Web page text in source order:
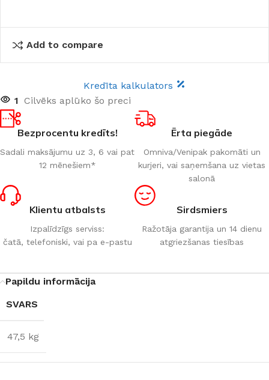
Add to compare
Kredīta kalkulators
1 Cilvēks aplūko šo preci
Bezprocentu kredīts!
Sadali maksājumu uz 3, 6 vai pat
12 mēnešiem*
Ērta piegāde
Omniva/Venipak pakomāti un
kurjeri, vai saņemšana uz vietas
salonā
Klientu atbalsts
Izpalīdzīgs serviss:
čatā, telefoniski, vai pa e-pastu
Sirdsmiers
Ražotāja garantija un 14 dienu
atgriezšanas tiesības
Papildu informācija
SVARS
47,5 kg